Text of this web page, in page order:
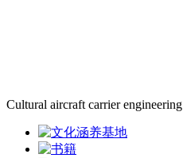
Cultural aircraft carrier engineering